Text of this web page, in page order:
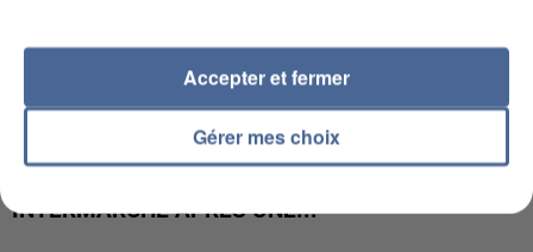
INTERMARCHÉ APRÈS UNE...
Gérer mes choix
Accepter et fermer